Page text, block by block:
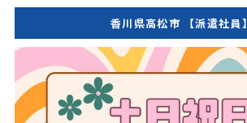
香川県高松市 【派遣社員】